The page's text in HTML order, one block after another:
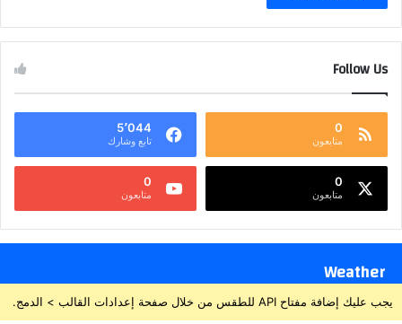
Follow Us
0
متابعون
5٬044
تابع وشارك
0
متابعون
0
متابعون
Weather
يجب عليك إضافة مفتاح API للطقس من خلال صفحة إعدادات القالب > الدمج.